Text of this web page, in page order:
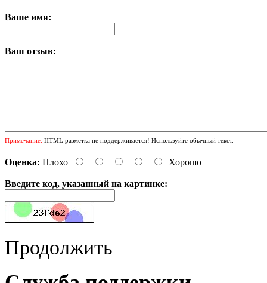
Ваше имя:
Ваш отзыв:
Примечание: HTML разметка не поддерживается! Используйте обычный текст.
Оценка: Плохо Хорошо
Введите код, указанный на картинке:
Продолжить